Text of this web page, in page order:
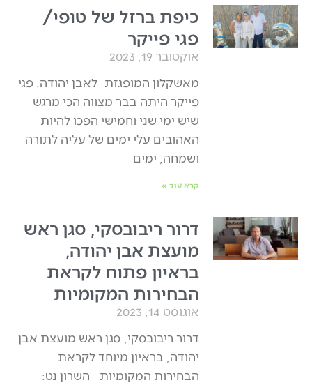
כיפת ברזל של טופי/
פגי פייקר
אוקטובר 19, 2023
מאשקלון המופגזת לאבן יהודה. פגי
פייקר היתה בבר מצווה הכי מרגש
שיש ימי שני וחמישי הפכו להיות
האהובים עלי ימים של עליה לתורה
ושמחה, ימים
קרא עוד »
דרור ריבובסקי, סגן ראש
מועצת אבן יהודה,
בראיון פתוח לקראת
הבחירות המקומיות
אוגוסט 14, 2023
דרור ריבובסקי, סגן ראש מועצת אבן
יהודה, בראיון מיוחד לקראת
הבחירות המקומיות השרון נט: